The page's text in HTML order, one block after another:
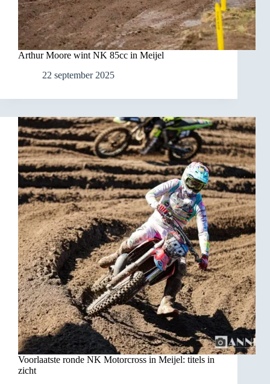
Arthur Moore wint NK 85cc in Meijel
22 september 2025
Voorlaatste ronde NK Motorcross in Meijel: titels in
zicht